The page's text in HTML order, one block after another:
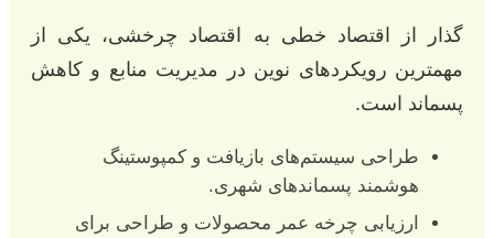
گذار از اقتصاد خطی به اقتصاد چرخشی، یکی از
مهمترین رویکردهای نوین در مدیریت منابع و کاهش
پسماند است.
طراحی سیستم‌های بازیافت و کمپوستینگ
هوشمند پسماندهای شهری.
ارزیابی چرخه عمر محصولات و طراحی برای